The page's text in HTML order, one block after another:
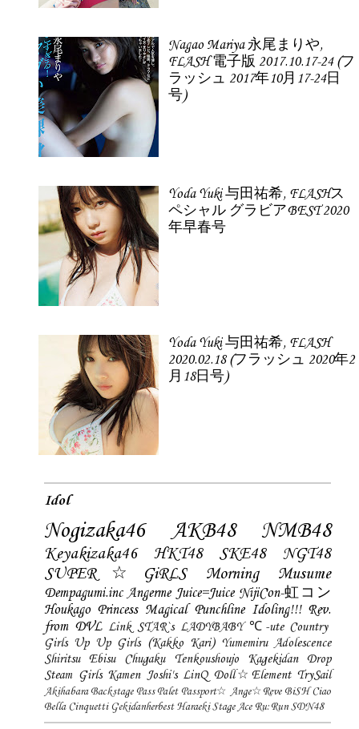
Nagao Mariya 永尾まりや,
FLASH 電子版 2017.10.17-24 (フ
ラッシュ 2017年10月17-24日
号)
Yoda Yuki 与田祐希, FLASHス
ペシャル グラビアBEST 2020
年早春号
Yoda Yuki 与田祐希, FLASH
2020.02.18 (フラッシュ 2020年2
月18日号)
Idol
Nogizaka46 AKB48 NMB48
Keyakizaka46 HKT48 SKE48
NGT48
SUPER☆GiRLS
Morning Musume
Dempagumi.inc Angerme Juice=Juice NijiCon-虹コン
Houkago Princess Magical Punchline Idoling!!! Rev.
from DVL Link STAR`s LADYBABY ℃-ute Country
Girls Up Up Girls (Kakko Kari) Yumemiru Adolescence
Shiritsu Ebisu Chugaku
Tenkoushoujo Kagekidan
Drop
Steam Girls Kamen Joshi's LinQ Doll☆Element TrySail
Akihabara Backstage Pass Palet Passport☆ Ange☆Reve BiSH Ciao
Bella Cinquetti Gekidanherbest Haraeki Stage Ace Ru:Run SDN48